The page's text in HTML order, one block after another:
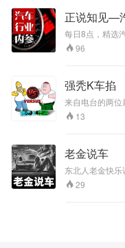
正说知见—
每日8点，精选
96
强秃K车掐
来自电台的两位
议的话题，开
的你，将能决
自己赢得奖赏
车与你我，对与
13
老金说车
东北人老金快乐
29